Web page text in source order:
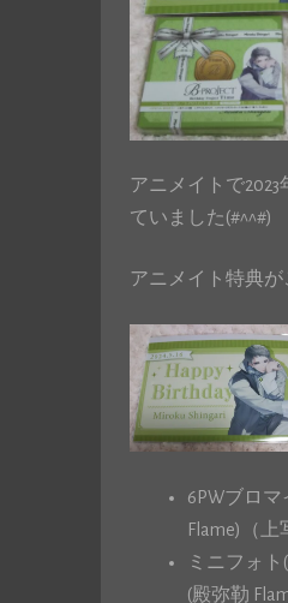
アニメイトで2023
ていました(#^^#)
アニメイト特典が
6PWブロ
Flame)（上
ミニフォト
(殿弥勒